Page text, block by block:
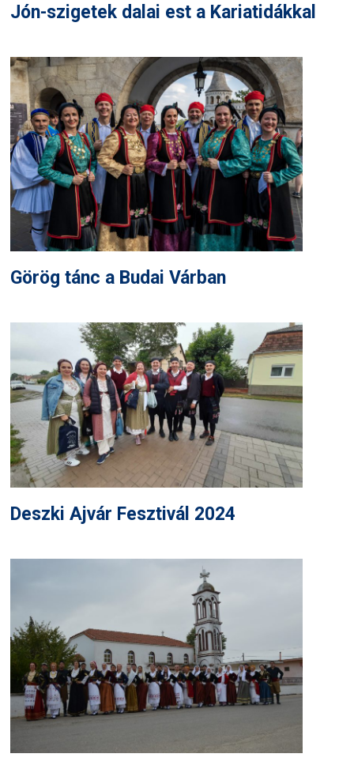
Jón-szigetek dalai est a Kariatidákkal
Görög tánc a Budai Várban
Deszki Ajvár Fesztivál 2024